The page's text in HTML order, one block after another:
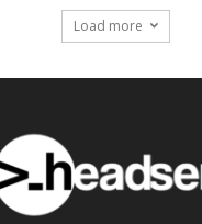
Load more